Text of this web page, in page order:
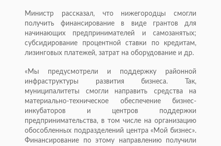
Министр рассказал, что нижегородцы смогли
получить финансирование в виде грантов для
начинающих предпринимателей и самозанятых;
субсидирование процентной ставки по кредитам,
лизинговых платежей, затрат на оборудование и др.
«Мы предусмотрели и поддержку районной
инфраструктуры развития бизнеса. Так,
муниципалитеты смогли направить средства на
материально-техническое обеспечение бизнес-
инкубаторов и центров поддержки
предпринимательства, в том числе на организацию
обособленных подразделений центра «Мой бизнес».
Финансирование по этому направлению получили